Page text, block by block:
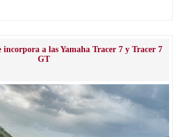
a las Yamaha Tracer 7 y Tracer 7
GT